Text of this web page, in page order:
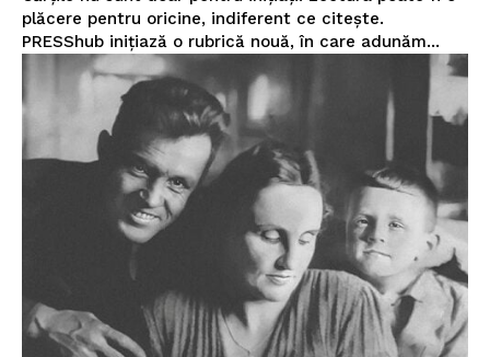
plăcere pentru oricine, indiferent ce citește.
PRESShub inițiază o rubrică nouă, în care adunăm...